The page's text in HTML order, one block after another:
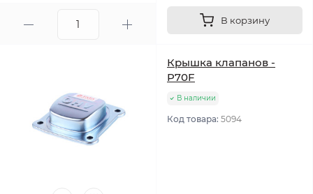
В корзину
Крышка клапанов -
P70F
В наличии
Код товара: 5094